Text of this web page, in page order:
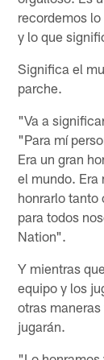
recordemos
y lo que
Significa el
parche.
"Va a
"Para mí
Era un gran
el mundo. Era
honrarlo
para todos
Nation".
Y mientras
equipo y los
otras
jugarán.